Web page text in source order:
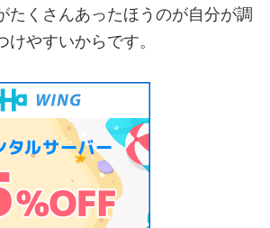
たくさんあったほうのが自分が調
やすいからです。